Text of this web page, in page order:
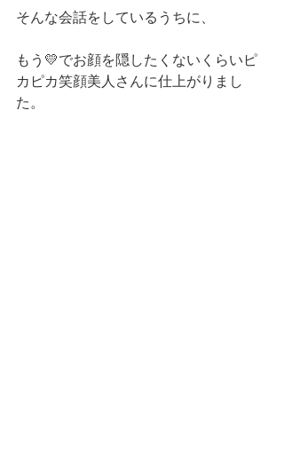
そんな会話をしているうちに、
もう💛でお顔を隠したくないくらいピ
カピカ笑顔美人さんに仕上がりまし
た。